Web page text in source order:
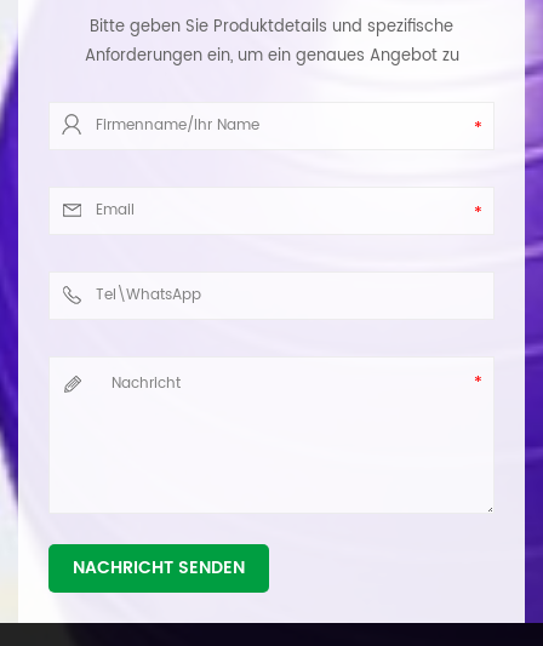
Bitte geben Sie Produktdetails und spezifische
Anforderungen ein, um ein genaues Angebot zu
NACHRICHT SENDEN